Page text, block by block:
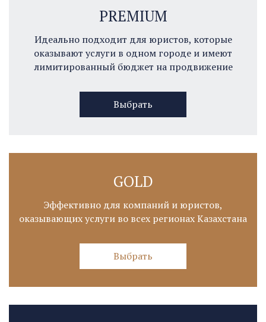
PREMIUM
Идеально подходит для юристов, которые
оказывают услуги в одном городе и имеют
лимитированный бюджет на продвижение
Выбрать
GOLD
Эффективно для компаний и юристов,
оказывающих услуги во всех регионах Казахстана
Выбрать